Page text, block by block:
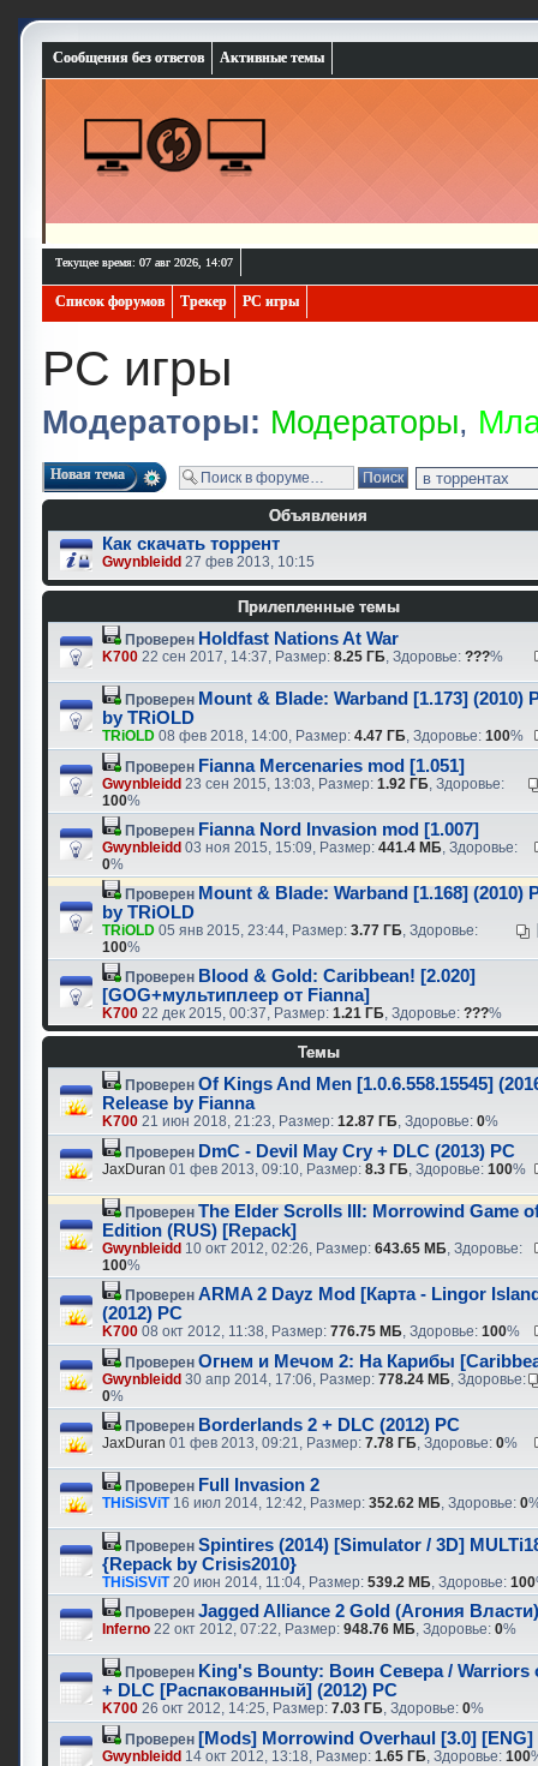
Сообщения без ответов Активные темы
Текущее время: 07 авг 2026, 14:07
Список форумов Трекер PC игры
PC игры
Модераторы: Модераторы,
Новая тема
Объявления
Как скачать торрент
Gwynbleidd 27 фев 2013, 10:15
Прилепленные темы
Проверен Holdfast Nations At War
K700 22 сен 2017, 14:37, Размер: 8.25 ГБ, Здоровье: ???%
Проверен Mount & Blade: Warband [1.173] (2010)
by TRiOLD
TRiOLD 08 фев 2018, 14:00, Размер: 4.47 ГБ, Здоровье: 100%
Проверен Fianna Mercenaries mod [1.051]
Gwynbleidd 23 сен 2015, 13:03, Размер: 1.92 ГБ, Здоровье:
100%
Проверен Fianna Nord Invasion mod [1.007]
Gwynbleidd 03 ноя 2015, 15:09, Размер: 441.4 МБ, Здоровье:
0%
Проверен Mount & Blade: Warband [1.168] (2010)
by TRiOLD
TRiOLD 05 янв 2015, 23:44, Размер: 3.77 ГБ, Здоровье:
100%
Проверен Blood & Gold: Caribbean! [2.020]
[GOG+мультиплеер от Fianna]
K700 22 дек 2015, 00:37, Размер: 1.21 ГБ, Здоровье: ???%
Темы
Проверен Of Kings And Men [1.0.6.558.15545]
Release by Fianna
K700 21 июн 2018, 21:23, Размер: 12.87 ГБ, Здоровье: 0%
Проверен DmC - Devil May Cry + DLC (2013) PC
JaxDuran 01 фев 2013, 09:10, Размер: 8.3 ГБ, Здоровье: 100%
Проверен The Elder Scrolls III: Morrowind Game
Edition (RUS) [Repack]
Gwynbleidd 10 окт 2012, 02:26, Размер: 643.65 МБ, Здоровье:
100%
Проверен ARMA 2 Dayz Mod [Карта - Lingor
(2012) PC
K700 08 окт 2012, 11:38, Размер: 776.75 МБ, Здоровье: 100%
Проверен Огнем и Мечом 2: На Карибы
Gwynbleidd 30 апр 2014, 17:06, Размер: 778.24 МБ, Здоровье:
0%
Проверен Borderlands 2 + DLC (2012) PC
JaxDuran 01 фев 2013, 09:21, Размер: 7.78 ГБ, Здоровье: 0%
Проверен Full Invasion 2
THiSiSViT16 июл 2014, 12:42, Размер: 352.62 МБ, Здоровье: 0
Проверен Spintires (2014) [Simulator / 3D]
{Repack by Crisis2010}
THiSiSViT20 июн 2014, 11:04, Размер: 539.2 МБ, Здоровье: 100
Проверен Jagged Alliance 2 Gold (Агония Власти)
Inferno 22 окт 2012, 07:22, Размер: 948.76 МБ, Здоровье: 0%
Проверен King's Bounty: Воин Севера / Warriors
+ DLC [Распакованный] (2012) PC
K700 26 окт 2012, 14:25, Размер: 7.03 ГБ, Здоровье: 0%
Проверен [Mods] Morrowind Overhaul [3.0] [ENG]
Gwynbleidd 14 окт 2012, 13:18, Размер: 1.65 ГБ, Здоровье: 100